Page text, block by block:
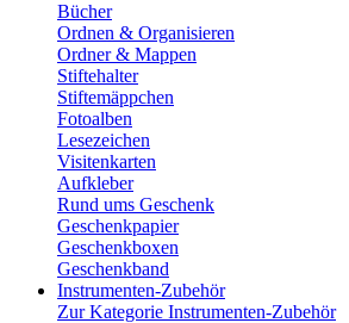
Bücher
Ordnen & Organisieren
Ordner & Mappen
Stiftehalter
Stiftemäppchen
Fotoalben
Lesezeichen
Visitenkarten
Aufkleber
Rund ums Geschenk
Geschenkpapier
Geschenkboxen
Geschenkband
Instrumenten-Zubehör
Zur Kategorie Instrumenten-Zubehör